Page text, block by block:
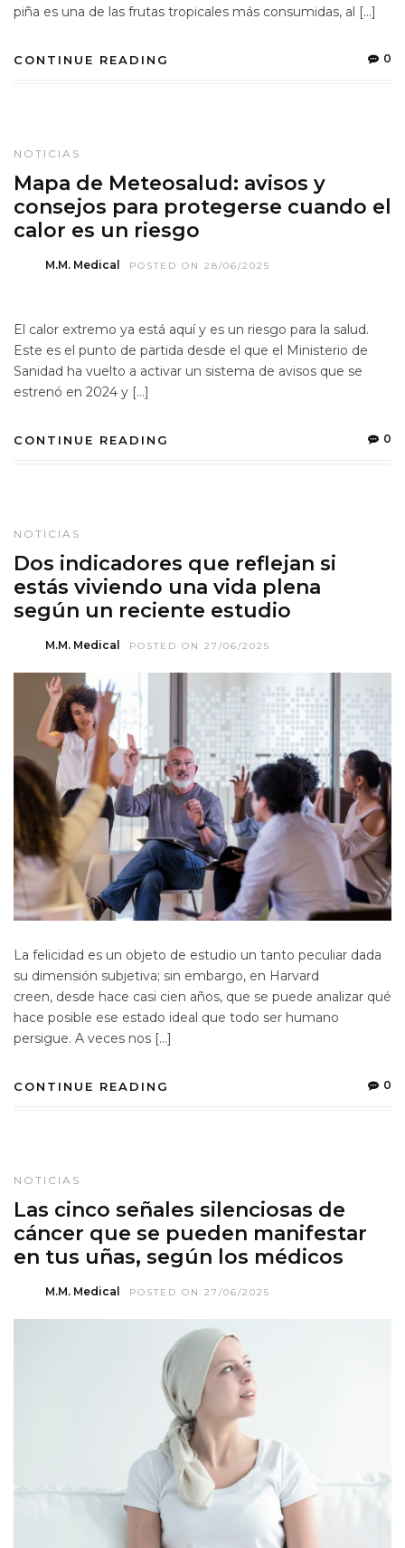
piña es una de las frutas tropicales más consumidas, al […]
CONTINUE READING 0
NOTICIAS
Mapa de Meteosalud: avisos y
consejos para protegerse cuando el
calor es un riesgo
M.M. Medical POSTED ON 28/06/2025
El calor extremo ya está aquí y es un riesgo para la salud.
Este es el punto de partida desde el que el Ministerio de
Sanidad ha vuelto a activar un sistema de avisos que se
estrenó en 2024 y […]
CONTINUE READING 0
NOTICIAS
Dos indicadores que reflejan si
estás viviendo una vida plena
según un reciente estudio
M.M. Medical POSTED ON 27/06/2025
La felicidad es un objeto de estudio un tanto peculiar dada
su dimensión subjetiva; sin embargo, en Harvard
creen, desde hace casi cien años, que se puede analizar qué
hace posible ese estado ideal que todo ser humano
persigue. A veces nos […]
CONTINUE READING 0
NOTICIAS
Las cinco señales silenciosas de
cáncer que se pueden manifestar
en tus uñas, según los médicos
M.M. Medical POSTED ON 27/06/2025